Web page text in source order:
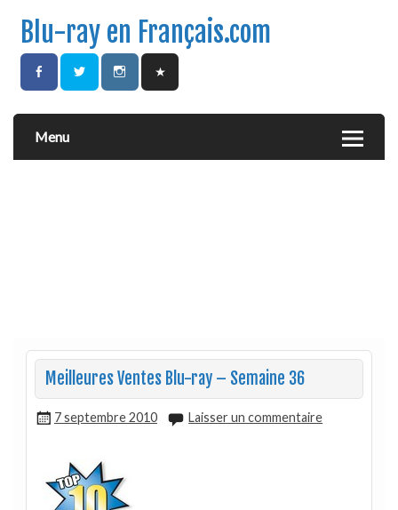
Blu-ray en Français.com
Menu
Meilleures Ventes Blu-ray – Semaine 36
7 septembre 2010 Laisser un commentaire